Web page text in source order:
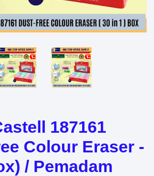
187161
Colour Eraser -
/ Pemadam